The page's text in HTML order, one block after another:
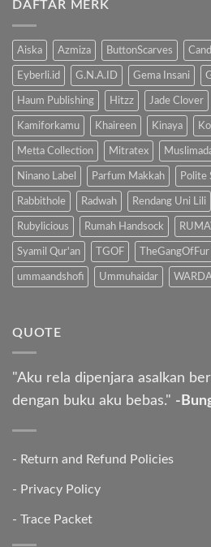
Anak
Manfaat
Anak
DAFTAR MERK
Aiska Azmiza ButtonScarves
Eyberli.id G.N.A.ID Gema Insani
Haum Publishing Hitzz Jade Clover
Kamiforkamu Khaireen Kinaya
Metta Collection Mitratex
Ninano Label Parfum Makkah Polite
Rabbithole Radwah Rendang Uni Lili
Rubylicious Rumah Handsock
Syamil Qur'an TGOF TheGangOfFur
ummaandshofi Ummuhaidar
QUOTE
"Aku rela dipenjara asalkan
dengan buku aku bebas." -
- Return and Refund Policies
- Privacy Policy
- Trace Packet